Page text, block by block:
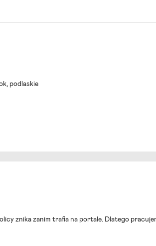
podlaskie
znika zanim trafia na portale. Dlatego